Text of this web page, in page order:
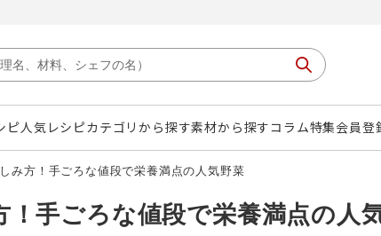
ピ人気レシピカテゴリから探す素材から探すコラム特集会員登
み方！手ごろな値段で栄養満点の人気野菜
手ごろな値段で栄養満点の人